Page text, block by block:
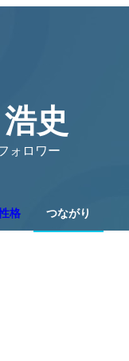
史
ォロワー
格 つながり